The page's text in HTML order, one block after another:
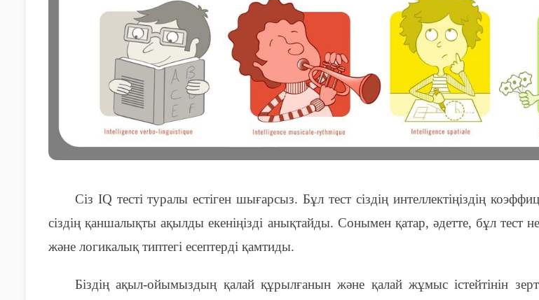
Сіз IQ тесті туралы естіген шығарсыз. Бұл тест сіздің интеллектіңіздің
сіздің қаншалықты ақылды екеніңізді анықтайды. Сонымен қатар, әдетте, бұл тест
және логикалық типтегі есептерді қамтиды.
Біздің ақыл-ойымыздың қалай құрылғанын және қалай жұмыс істейтінін